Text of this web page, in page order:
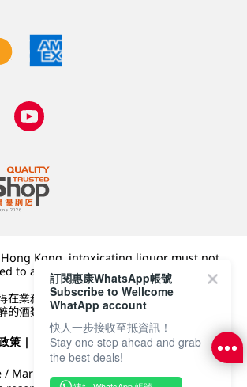
Kong, intoxicating liquor must not
to a minor (under 18) in the course of
在業務過程中，向未成年人 (18 歲以下人士)
的酒類。
策 | DFI零售集團
Market Place. The Dairy Farm Company
訂閱惠康WhatsApp帳號
Subscribe to Wellcome
WhatApp account
快人一步接收至抵資訊！
Stay one step ahead and grab
the best deals!